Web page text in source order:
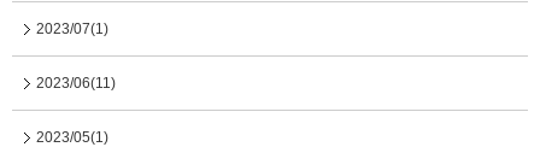
2023/07(1)
2023/06(11)
2023/05(1)